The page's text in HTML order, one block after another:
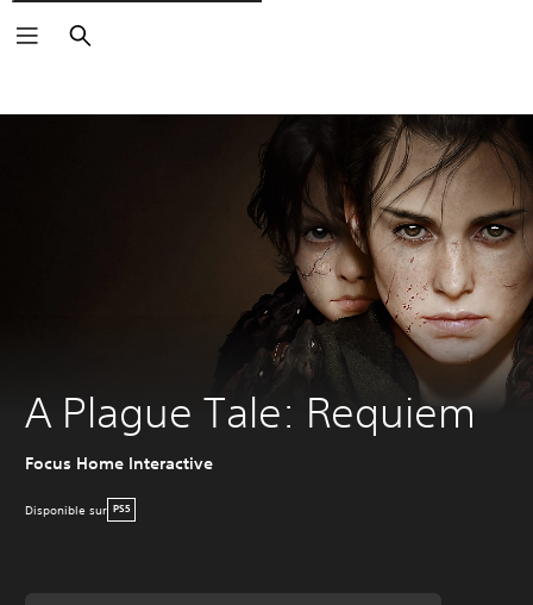
Rechercher
A Plague Tale: Requiem
Focus Home Interactive
Disponible sur PS5